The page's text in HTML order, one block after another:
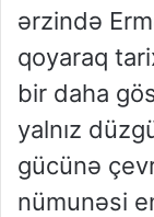
ərzində
qoyaraq
bir daha
yalnız
gücünə
nümunəsi